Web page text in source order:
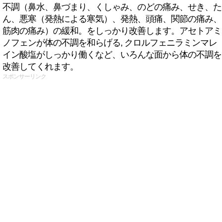
不調（鼻水、鼻づまり、くしゃみ、のどの痛み、せき、た
ん、悪寒（発熱による寒気）、発熱、頭痛、関節の痛み、
筋肉の痛み）の緩和。をしっかり改善します。アセトアミ
ノフェンが体の不調を和らげる, クロルフェニラミンマレ
イン酸塩がしっかり働くなど、いろんな面から体の不調を
改善してくれます。
スポンサーリンク